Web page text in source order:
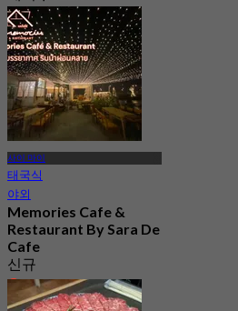
사이 마이
태국식
야외
Memories Cafe &
Restaurant By Sara De
Cafe
신규
4.1
에서฿ 363.33